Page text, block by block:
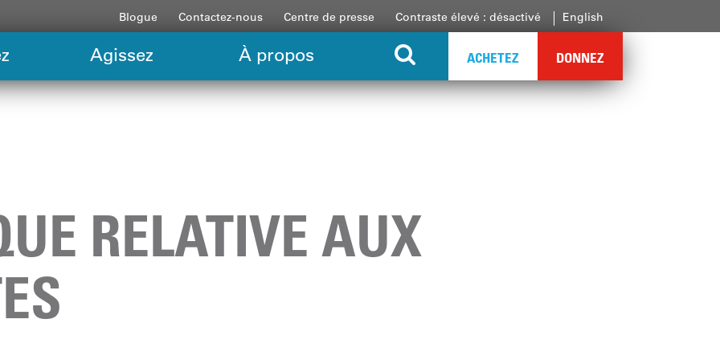
Blogue Contactez-nous Centre de presse Contraste élevé : désactivé English
Agissez À propos ACHETEZ DONNEZ
RELATIVE AUX